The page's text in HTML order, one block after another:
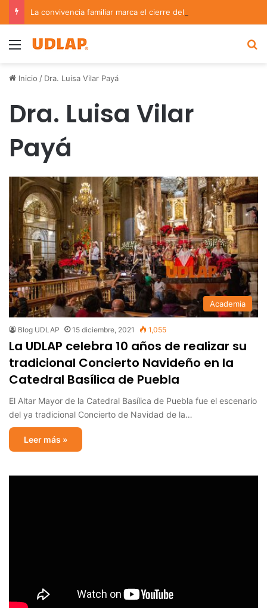
Menu
Inicio / Dra. Luisa Vilar Payá
Dra. Luisa Vilar
Payá
Academia
Blog UDLAP 15 diciembre, 2021 1,055
La UDLAP celebra 10 años de realizar su
tradicional Concierto Navideño en la
Catedral Basílica de Puebla
El Altar Mayor de la Catedral Basílica de Puebla fue el escenario
del ya tradicional Concierto de Navidad de la…
Leer más »